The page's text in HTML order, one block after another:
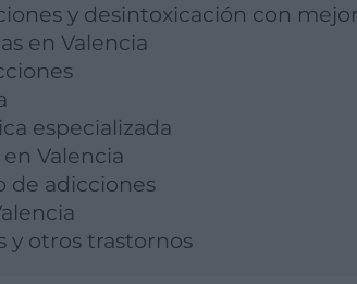
y desintoxicación con
en Valencia
especializada
Valencia
de adicciones
y otros trastornos